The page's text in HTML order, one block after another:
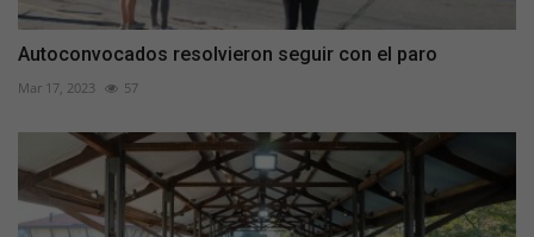
Autoconvocados resolvieron seguir con el paro
Mar 17, 2023 57